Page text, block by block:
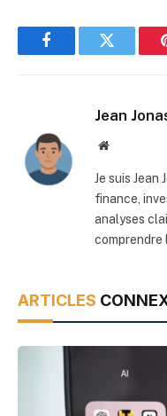
FacebookTwitter
Jean
Site
Je suis Jean
finance,
analyses
comprendre
ARTICLES